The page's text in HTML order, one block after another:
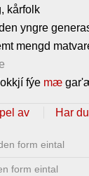
kårfolk
yngre
mengd
fýe mæ
av Har
form eintal
form eintal